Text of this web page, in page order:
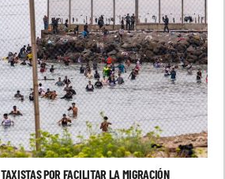
POR FACILITAR LA MIGRACIÓN